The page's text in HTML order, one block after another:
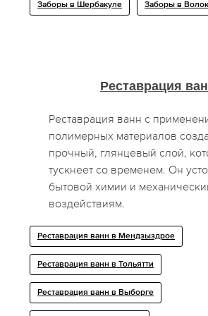
Заборы в Шербакуле Заборы в
Реставрация
Реставрация ванн с
полимерных материалов
прочный, глянцевый слой,
тускнеет со временем. Он
бытовой химии и
воздействиям.
Реставрация ванн в Мендзыздрое
Реставрация ванн в Тольятти
Реставрация ванн в Выборге